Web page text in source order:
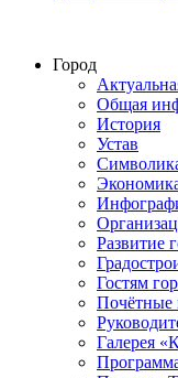
Город
Общая
История
Устав
Развитие
Гостям
Почётные
Галерея